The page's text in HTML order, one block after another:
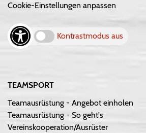
Cookie-Einstellungen anpassen
Kontrastmodus aus
TEAMSPORT
Teamausrüstung - Angebot einholen
Teamausrüstung - So geht's
Vereinskooperation/Ausrüster